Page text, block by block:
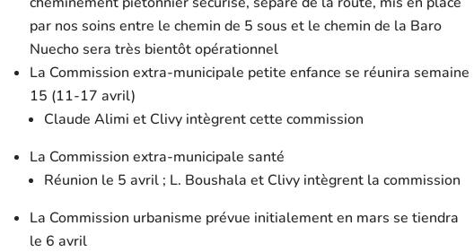
par nos soins entre le chemin de 5 sous et le chemin de la Baro
Nuecho sera très bientôt opérationnel
La Commission extra-municipale petite enfance se réunira semaine
15 (11-17 avril)
Claude Alimi et Clivy intègrent cette commission
La Commission extra-municipale santé
Réunion le 5 avril ; L. Boushala et Clivy intègrent la commission
La Commission urbanisme prévue initialement en mars se tiendra
le 6 avril